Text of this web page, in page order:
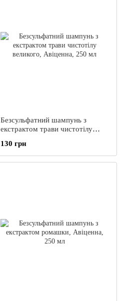
Безсульфатний шампунь з
екстрактом трави чистотілу
130 грн